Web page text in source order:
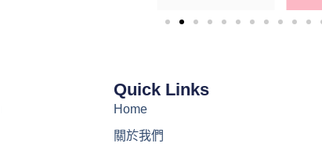
Quick Links
Home
關於我們